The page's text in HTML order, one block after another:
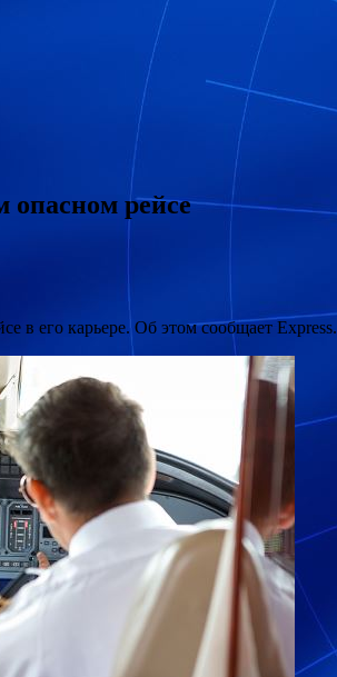
опасном рейсе
в его карьере. Об этом сообщает Express.